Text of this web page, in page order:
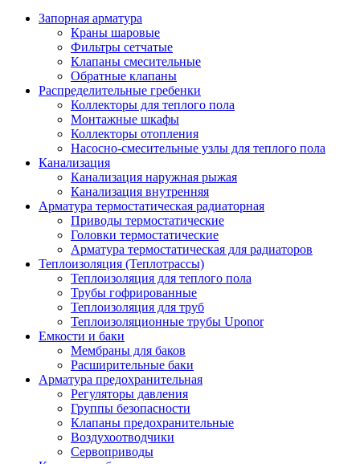
Запорная арматура
Краны шаровые
Фильтры сетчатые
Клапаны смесительные
Обратные клапаны
Распределительные гребенки
Коллекторы для теплого пола
Монтажные шкафы
Коллекторы отопления
Насосно-смесительные узлы для теплого пола
Канализация
Канализация наружная рыжая
Канализация внутренняя
Арматура термостатическая радиаторная
Приводы термостатические
Головки термостатические
Арматура термостатическая для радиаторов
Теплоизоляция (Теплотрассы)
Теплоизоляция для теплого пола
Трубы гофрированные
Теплоизоляция для труб
Теплоизоляционные трубы Uponor
Емкости и баки
Мембраны для баков
Расширительные баки
Арматура предохранительная
Регуляторы давления
Группы безопасности
Клапаны предохранительные
Воздухоотводчики
Сервоприводы